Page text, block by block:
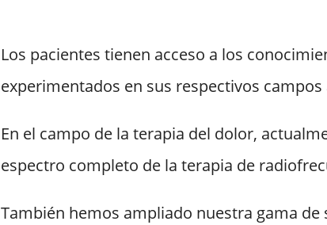
Los pacientes tienen acceso a los
experimentados en sus respectivos
En el campo de la terapia del dolor,
espectro completo de la terapia de
También hemos ampliado nuestra gama